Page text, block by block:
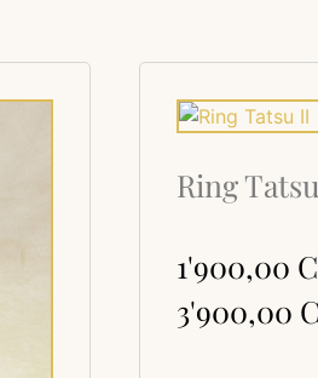
Ring
1'900,00
3'900,00